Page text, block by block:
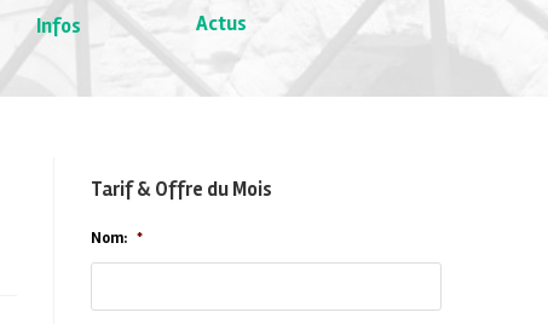
Infos Actus
Tarif & Offre du Mois
Nom: *